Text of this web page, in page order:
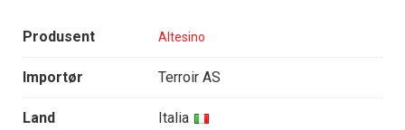
Produsent Altesino
Importør Terroir AS
Land Italia